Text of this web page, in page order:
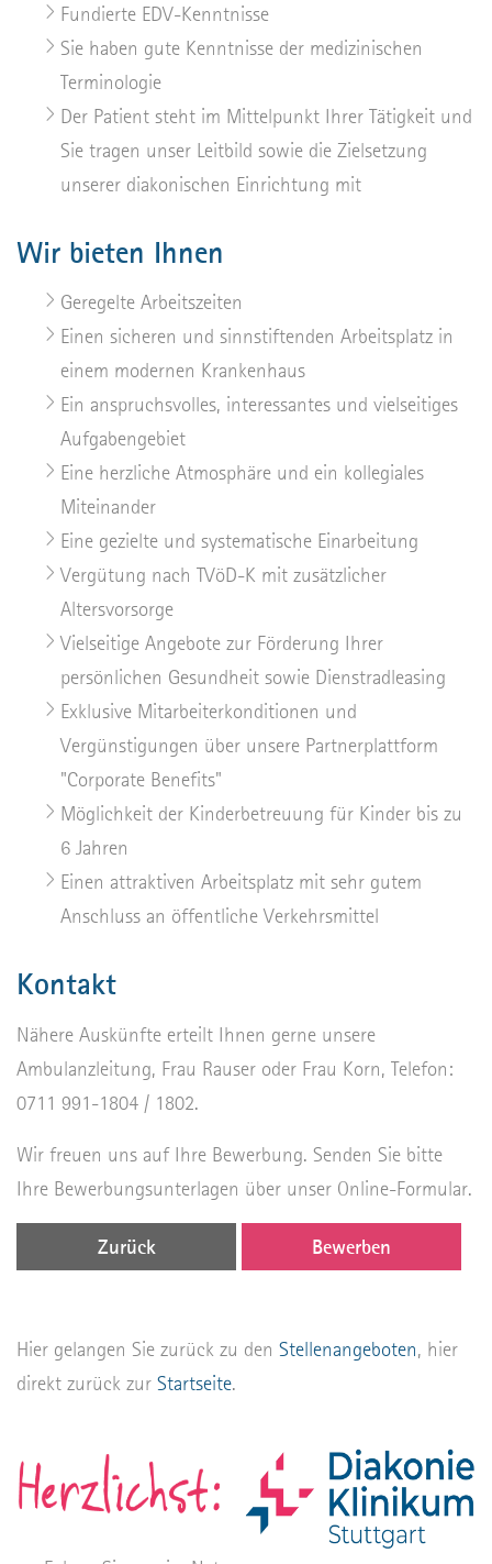
Fundierte EDV-Kenntnisse
Sie haben gute Kenntnisse der medizinischen
Terminologie
Der Patient steht im Mittelpunkt Ihrer Tätigkeit und
Sie tragen unser Leitbild sowie die Zielsetzung
unserer diakonischen Einrichtung mit
Wir bieten Ihnen
Geregelte Arbeitszeiten
Einen sicheren und sinnstiftenden Arbeitsplatz in
einem modernen Krankenhaus
Ein anspruchsvolles, interessantes und vielseitiges
Aufgabengebiet
Eine herzliche Atmosphäre und ein kollegiales
Miteinander
Eine gezielte und systematische Einarbeitung
Vergütung nach TVöD-K mit zusätzlicher
Altersvorsorge
Vielseitige Angebote zur Förderung Ihrer
persönlichen Gesundheit sowie Dienstradleasing
Exklusive Mitarbeiterkonditionen und
Vergünstigungen über unsere Partnerplattform
"Corporate Benefits"
Möglichkeit der Kinderbetreuung für Kinder bis zu
6 Jahren
Einen attraktiven Arbeitsplatz mit sehr gutem
Anschluss an öffentliche Verkehrsmittel
Kontakt
Nähere Auskünfte erteilt Ihnen gerne unsere
Ambulanzleitung, Frau Rauser oder Frau Korn, Telefon:
0711 991-1804 / 1802.
Wir freuen uns auf Ihre Bewerbung. Senden Sie bitte
Ihre Bewerbungsunterlagen über unser Online-Formular.
Zurück Bewerben
Hier gelangen Sie zurück zu den Stellenangeboten , hier
direkt zurück zur Startseite